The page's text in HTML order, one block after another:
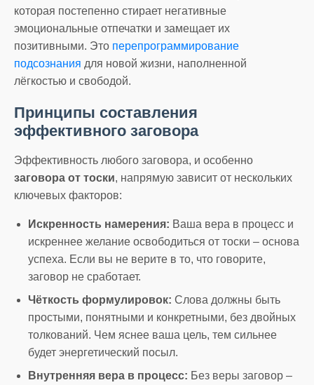
которая постепенно стирает негативные
эмоциональные отпечатки и замещает их
позитивными. Это перепрограммирование
подсознания для новой жизни, наполненной
лёгкостью и свободой.
Принципы составления
эффективного заговора
Эффективность любого заговора, и особенно
заговора от тоски, напрямую зависит от нескольких
ключевых факторов:
Искренность намерения: Ваша вера в процесс и
искреннее желание освободиться от тоски – основа
успеха. Если вы не верите в то, что говорите,
заговор не сработает.
Чёткость формулировок: Слова должны быть
простыми, понятными и конкретными, без двойных
толкований. Чем яснее ваша цель, тем сильнее
будет энергетический посыл.
Внутренняя вера в процесс: Без веры заговор –